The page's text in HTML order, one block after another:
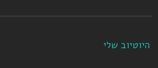
היוטיוב שלי